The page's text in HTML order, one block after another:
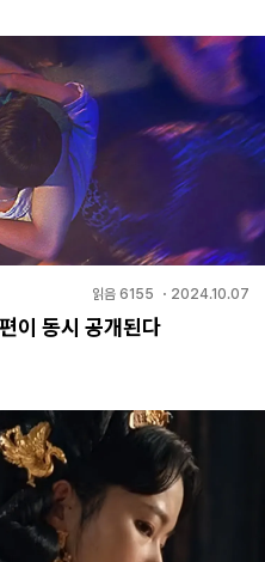
읽음 6155 ・ 2024.10.07
이 동시 공개된다